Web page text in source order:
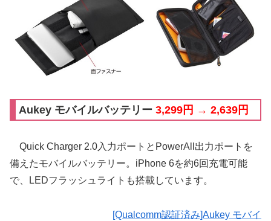
Aukey モバイルバッテリー 3,299円 → 2,639円
Quick Charger 2.0入力ポートとPowerAll出力ポートを
備えたモバイルバッテリー。iPhone 6を約6回充電可能
で、LEDフラッシュライトも搭載しています。
[Qualcomm認証済み]Aukey モバイ